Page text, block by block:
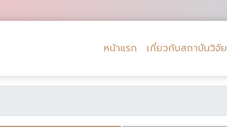
หน้าแรก เกี่ยวกับสถาบันวิจัย